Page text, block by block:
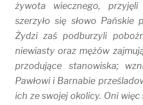
żywota wiecznego,
szerzyło się słowo Pańskie
Żydzi zaś podburzyli
niewiasty oraz mężów
przodujące stanowiska;
Pawłowi i Barnabie
ich ze swojej okolicy. Oni